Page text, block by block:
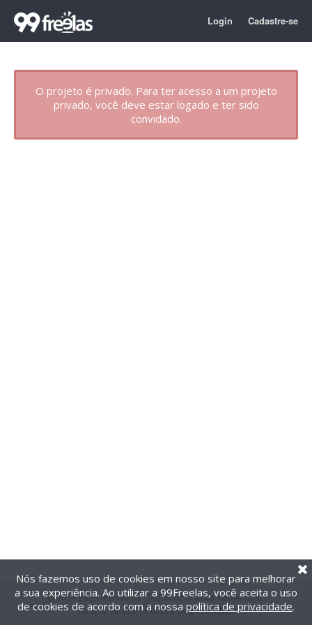
Login Cadastre-se
O projeto é privado. Para ter acesso a um projeto
privado, você deve estar logado e ter sido
convidado.
@2014-2026 99Freelas. Todos os direitos reservados.
Termos de uso| Política de privacidade
Nós fazemos uso de cookies em nosso site para melhorar
a sua experiência. Ao utilizar a 99Freelas, você aceita o uso
de cookies de acordo com a nossa política de privacidade.